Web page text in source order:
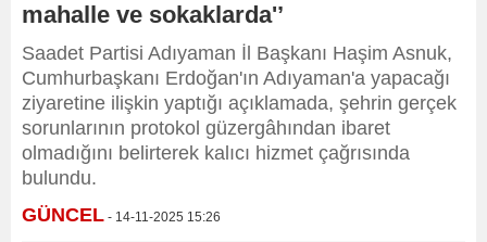
mahalle ve sokaklarda'’
Saadet Partisi Adıyaman İl Başkanı Haşim Asnuk,
Cumhurbaşkanı Erdoğan'ın Adıyaman'a yapacağı
ziyaretine ilişkin yaptığı açıklamada, şehrin gerçek
sorunlarının protokol güzergâhından ibaret
olmadığını belirterek kalıcı hizmet çağrısında
bulundu.
GÜNCEL - 14-11-2025 15:26